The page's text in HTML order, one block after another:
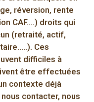
réversion, rente
CAF….) droits qui
(retraité, actif,
Ces
difficiles à
être effectuées
contexte déjà
contacter, nous